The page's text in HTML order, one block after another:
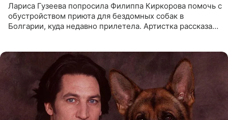
Лариса Гузеева попросила Филиппа Киркорова помочь с
обустройством приюта для бездомных собак в
Болгарии, куда недавно прилетела. Артистка рассказала